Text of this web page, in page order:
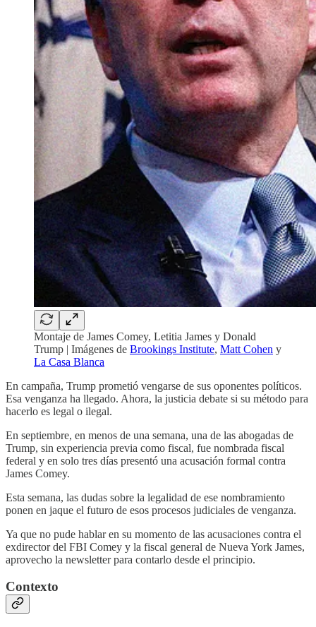
Montaje de James Comey, Letitia James y Donald
Trump | Imágenes de Brookings Institute, Matt Cohen y
La Casa Blanca
En campaña, Trump prometió vengarse de sus oponentes políticos.
Esa venganza ha llegado. Ahora, la justicia debate si su método para
hacerlo es legal o ilegal.
En septiembre, en menos de una semana, una de las abogadas de
Trump, sin experiencia previa como fiscal, fue nombrada fiscal
federal y en solo tres días presentó una acusación formal contra
James Comey.
Esta semana, las dudas sobre la legalidad de ese nombramiento
ponen en jaque el futuro de esos procesos judiciales de venganza.
Ya que no pude hablar en su momento de las acusaciones contra el
exdirector del FBI Comey y la fiscal general de Nueva York James,
aprovecho la newsletter para contarlo desde el principio.
Contexto